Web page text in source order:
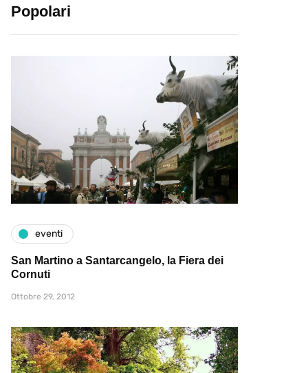
Popolari
eventi
San Martino a Santarcangelo, la Fiera dei
Cornuti
Ottobre 29, 2012